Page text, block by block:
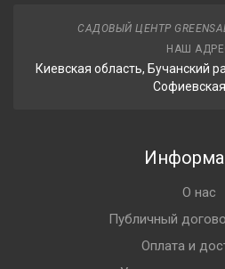
САДОВЫЙ ЦЕНТР
НАШ
Киевская область, Бучанский
О нас
Публичный
Оплата и